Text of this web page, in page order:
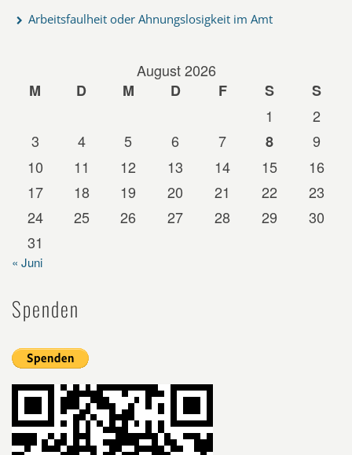
Arbeitsfaulheit oder Ahnungslosigkeit im Amt
August 2026
M
D M D F S
S
1
2
3
4 5 6 7 8
9
10
11 12 13 14 15
16
17
18 19 20 21 22
23
24
25 26 27 28 29
30
31
« Juni
Spenden